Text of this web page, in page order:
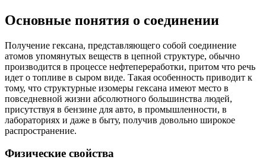
Основные понятия о соединении
Получение гексана, представляющего собой соединение
атомов упомянутых веществ в цепной структуре, обычно
производится в процессе нефтепереработки, притом что речь
идет о топливе в сыром виде. Такая особенность приводит к
тому, что структурные изомеры гексана имеют место в
повседневной жизни абсолютного большинства людей,
присутствуя в бензине для авто, в промышленности, в
лабораториях и даже в быту, получив довольно широкое
распространение.
Физические свойства